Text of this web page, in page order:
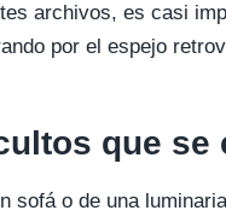
archivos, es casi
por el espejo
que se
sofá o de una